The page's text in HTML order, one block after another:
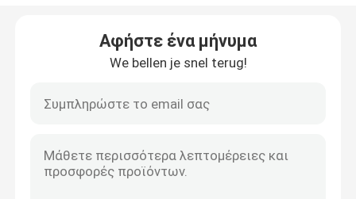
υποβολή
Κόπτης βουρτσών βενζίνης
Αφήστε ένα μήνυμα
We bellen je snel terug!